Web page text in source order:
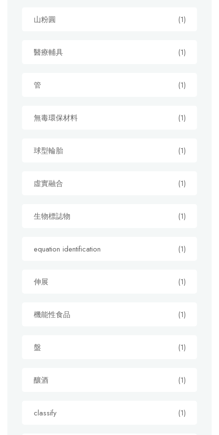
山粉圓 (1)
醫療輔具 (1)
管 (1)
無毒環保材料 (1)
球型輪胎 (1)
虛實融合 (1)
生物標誌物 (1)
equation identification (1)
伸展 (1)
機能性食品 (1)
盤 (1)
釀酒 (1)
classify (1)